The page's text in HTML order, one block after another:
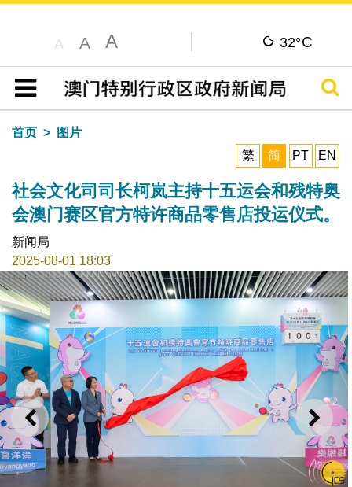
A A A 32°C
目录
搜寻
首页
图片
繁
简 PT EN
社会文化司司长柯岚主持十五运会和残特奥
会澳门赛区官方特许商品零售店投运仪式。
新闻局
2025-08-01 18:03
上一则 下一